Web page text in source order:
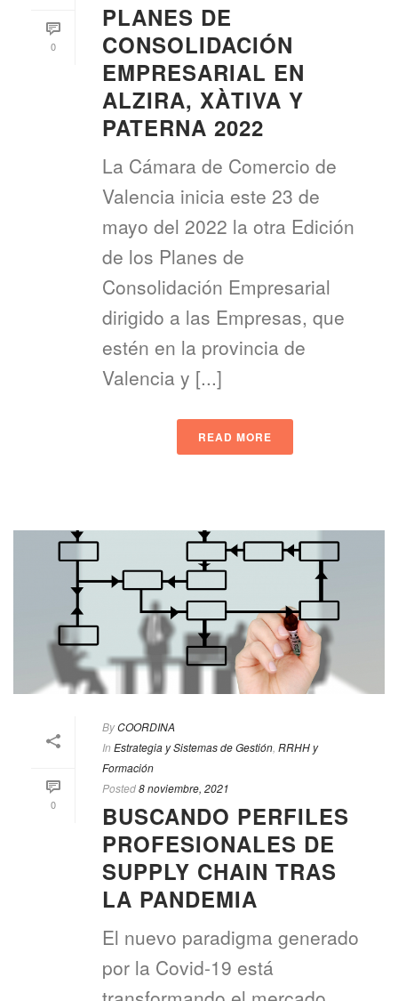
0
PLANES DE
CONSOLIDACIÓN
EMPRESARIAL EN
ALZIRA, XÀTIVA Y
PATERNA 2022
La Cámara de Comercio de
Valencia inicia este 23 de
mayo del 2022 la otra Edición
de los Planes de
Consolidación Empresarial
dirigido a las Empresas, que
estén en la provincia de
Valencia y [...]
READ MORE
0
ByCOORDINA
In Estrategia y Sistemas de Gestión, RRHH y
Formación
Posted8 noviembre, 2021
BUSCANDO PERFILES
PROFESIONALES DE
SUPPLY CHAIN TRAS
LA PANDEMIA
El nuevo paradigma generado
por la Covid-19 está